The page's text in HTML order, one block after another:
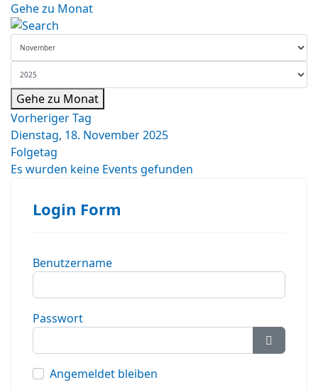
Gehe zu Monat
Gehe zu Monat
Vorheriger Tag
Dienstag, 18. November 2025
Folgetag
Es wurden keine Events gefunden
Login Form
Benutzername
Passwort
Angemeldet bleiben